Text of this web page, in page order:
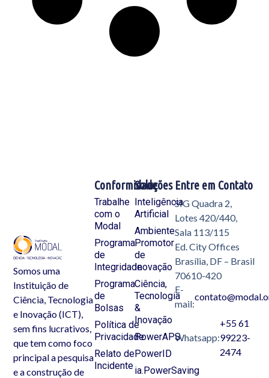
Somos uma
Instituição de
Ciência, Tecnologia
e Inovação (ICT),
sem fins lucrativos,
que tem como foco
principal a pesquisa
e a construção de
Soluções
Inteligência
Artificial
Ambiente
Promotor
de
Inovação
Ciência,
Tecnologia
&
Inovação
PowerAPS
PowerID
ia.PowerSaving
Conformidade
Trabalhe
com o
Modal
Programa
de
Integridade
Programa
de
Bolsas
Política de
Privacidade
Relato de
Incidente
Entre em Contato
SIG Quadra 2,
Lotes 420/440,
Sala 113/115
Ed. City Offices
Brasília, DF – Brasil
70610-420
E-
mail:
Whatsapp:
+55 61
99223-
2474